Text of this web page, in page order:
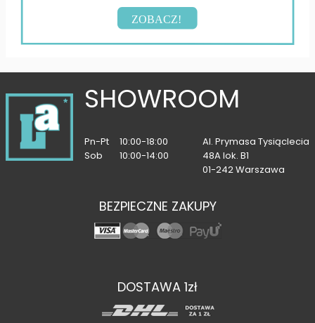
ZOBACZ!
SHOWROOM
Pn-Pt
10:00-18:00
Sob
10:00-14:00
Al. Prymasa Tysiąclecia
48A lok. B1
01-242 Warszawa
BEZPIECZNE ZAKUPY
DOSTAWA 1zł